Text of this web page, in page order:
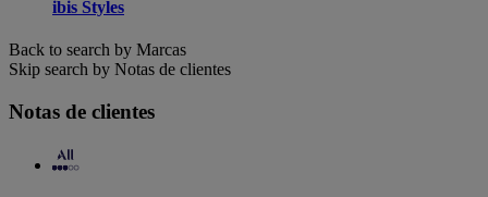
ibis Styles
Back to search by Marcas
Skip search by Notas de clientes
Notas de clientes